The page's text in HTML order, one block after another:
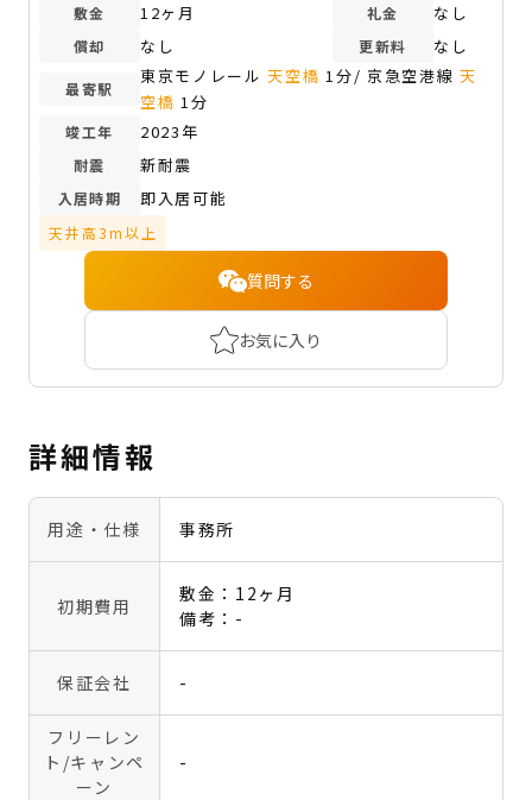
敷金 12ヶ月 礼金 なし
償却 なし 更新料 なし
最寄駅
東京モノレール天空橋 1分/ 京急空港線 天
空橋 1分
竣工年 2023年
耐震 新耐震
入居時期 即入居可能
天井高3m以上
質問する
お気に入り
詳細情報
用途・仕様 事務所
初期費用
敷金：12ヶ月
備考：-
保証会社 -
フリーレン
ト /キャンペ
ーン
-